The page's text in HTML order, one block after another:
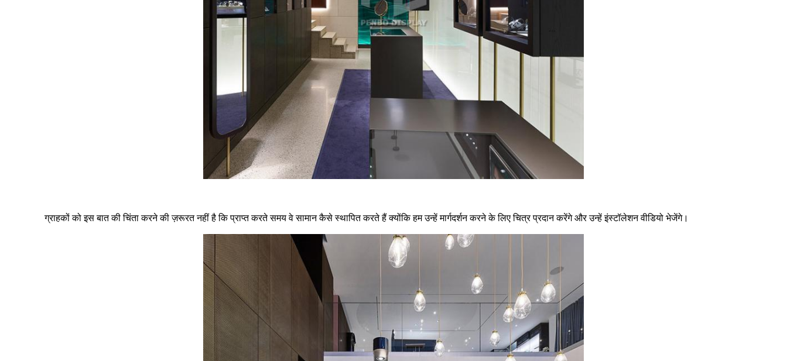
ग्राहकों को इस बात की चिंता करने की ज़रूरत नहीं है कि प्राप्त करते समय वे सामान कैसे स्थापित करते हैं क्योंकि हम उन्हें मार्गदर्शन करने के लिए चित्र प्रदान करेंगे और उन्हें इंस्टॉलेशन वीडियो भेजेंगे।